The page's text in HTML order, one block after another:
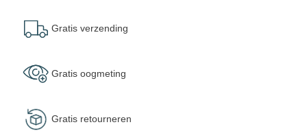
Gratis verzending
Gratis oogmeting
Gratis retourneren